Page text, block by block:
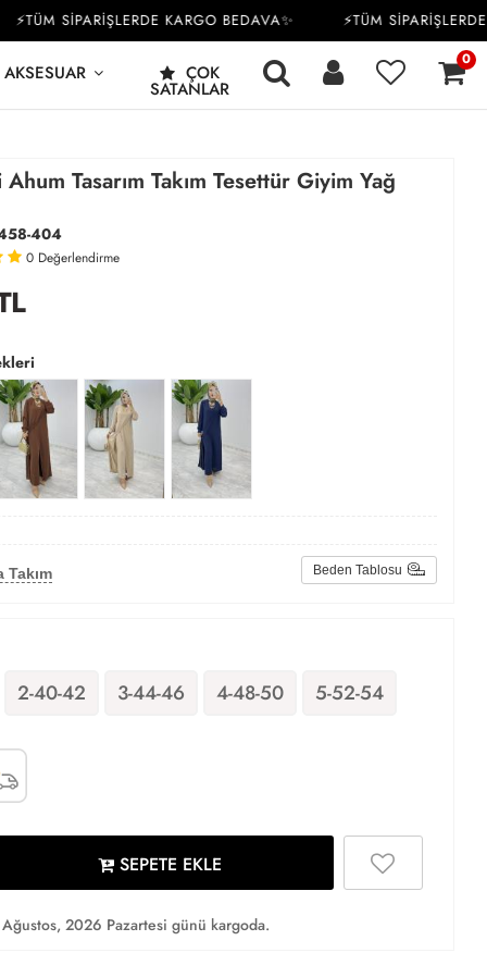
SİPARİŞLERDE KARGO BEDAVA✨ ⚡TÜM SİPARİŞLERDE
AKSESUAR ÇOK
SATANLAR
0
Tasarım Takım Tesettür Giyim Yağ
404
0 Değerlendirme
Takım Beden Tablosu
2-40-42 3-44-46 4-48-50 5-52-54
SEPETE EKLE
2026 Pazartesi günü kargoda.